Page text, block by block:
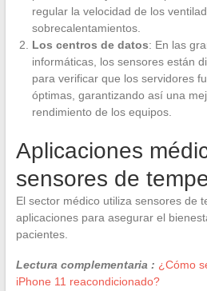
regular la velocidad de los
sobrecalentamientos.
Los centros de datos: En las
informáticas, los sensores están
para verificar que los servidores
óptimas, garantizando así una
rendimiento de los equipos.
Aplicaciones
sensores de
El sector médico utiliza sensores de
aplicaciones para asegurar el
pacientes.
Lectura complementaria : ¿Cómo
iPhone 11 reacondicionado?